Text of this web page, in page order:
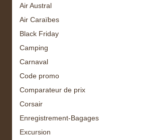
Air Austral
Air Caraïbes
Black Friday
Camping
Carnaval
Code promo
Comparateur de prix
Corsair
Enregistrement-Bagages
Excursion